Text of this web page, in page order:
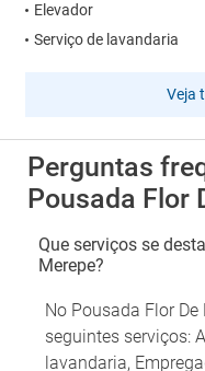
Elevador
Serviço de lavandaria
Veja
Perguntas
Pousada Flor
Que serviços se
Merepe?
No Pousada Flor
seguintes serviços:
lavandaria,